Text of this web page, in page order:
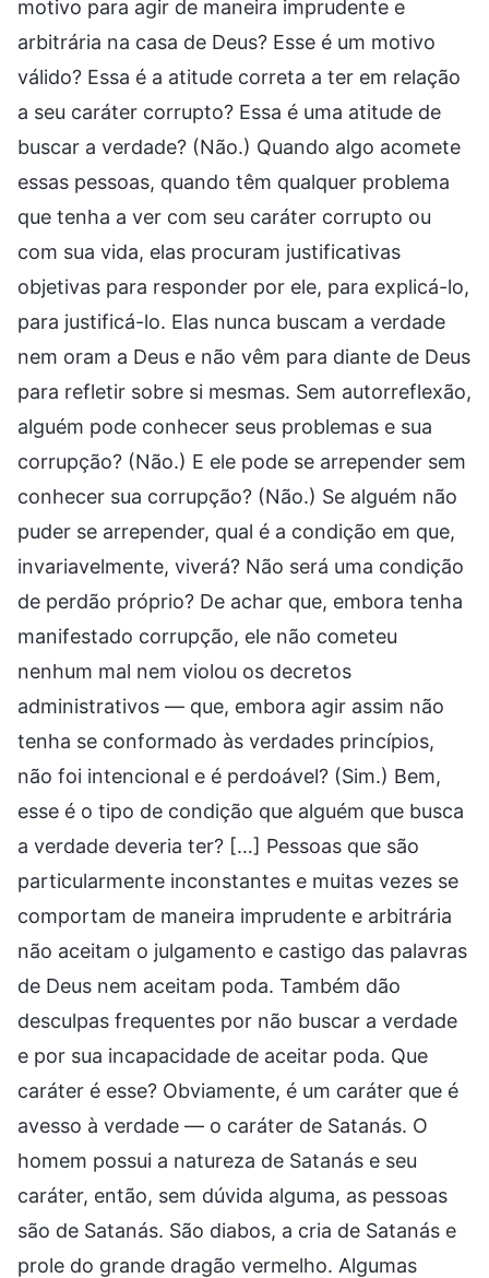
motivo para agir de maneira imprudente e
arbitrária na casa de Deus? Esse é um motivo
válido? Essa é a atitude correta a ter em relação
a seu caráter corrupto? Essa é uma atitude de
buscar a verdade? (Não.) Quando algo acomete
essas pessoas, quando têm qualquer problema
que tenha a ver com seu caráter corrupto ou
com sua vida, elas procuram justificativas
objetivas para responder por ele, para explicá-lo,
para justificá-lo. Elas nunca buscam a verdade
nem oram a Deus e não vêm para diante de Deus
para refletir sobre si mesmas. Sem autorreflexão,
alguém pode conhecer seus problemas e sua
corrupção? (Não.) E ele pode se arrepender sem
conhecer sua corrupção? (Não.) Se alguém não
puder se arrepender, qual é a condição em que,
invariavelmente, viverá? Não será uma condição
de perdão próprio? De achar que, embora tenha
manifestado corrupção, ele não cometeu
nenhum mal nem violou os decretos
administrativos — que, embora agir assim não
tenha se conformado às verdades princípios,
não foi intencional e é perdoável? (Sim.) Bem,
esse é o tipo de condição que alguém que busca
a verdade deveria ter? […] Pessoas que são
particularmente inconstantes e muitas vezes se
comportam de maneira imprudente e arbitrária
não aceitam o julgamento e castigo das palavras
de Deus nem aceitam poda. Também dão
desculpas frequentes por não buscar a verdade
e por sua incapacidade de aceitar poda. Que
caráter é esse? Obviamente, é um caráter que é
avesso à verdade — o caráter de Satanás. O
homem possui a natureza de Satanás e seu
caráter, então, sem dúvida alguma, as pessoas
são de Satanás. São diabos, a cria de Satanás e
prole do grande dragão vermelho. Algumas